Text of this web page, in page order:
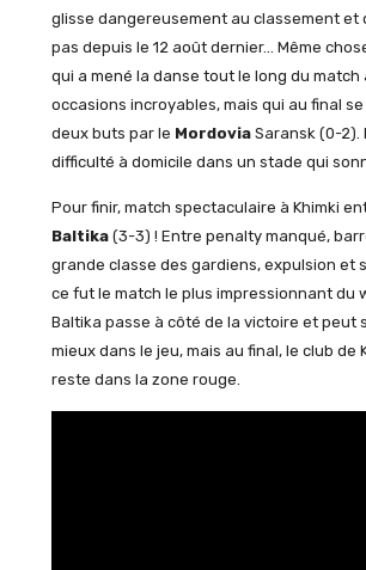
glisse dangereusement au classement et
pas depuis le 12 août dernier… Même
qui a mené la danse tout le long du match
occasions incroyables, mais qui au final
deux buts par le MordoviaSaransk (0-2).
difficulté à domicile dans un stade qui
Pour finir, match spectaculaire à Khimki
Baltika(3-3) ! Entre penalty manqué,
grande classe des gardiens, expulsion et
ce fut le match le plus impressionnant du
Baltika passe à côté de la victoire et peut
mieux dans le jeu, mais au final, le club de
reste dans la zone rouge.